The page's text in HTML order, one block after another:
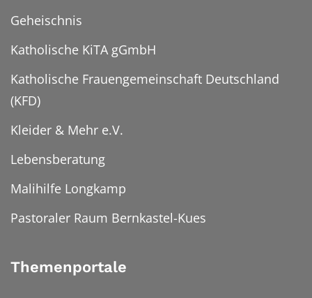
Geheischnis
Katholische KiTA gGmbH
Katholische Frauengemeinschaft Deutschland
(KFD)
Kleider & Mehr e.V.
Lebensberatung
Malihilfe Longkamp
Pastoraler Raum Bernkastel-Kues
Themenportale